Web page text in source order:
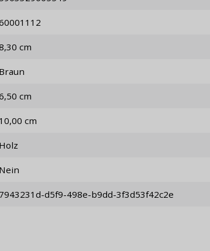
60001112
8,30 cm
Braun
6,50 cm
10,00 cm
Holz
Nein
7943231d-d5f9-498e-b9dd-3f3d53f42c2e